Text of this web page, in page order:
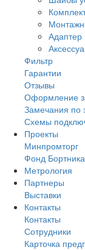
Адаптер
Фильтр
Гарантии
Отзывы
Оформление
Замечания по
Схемы
Проекты
Минпромторг
Фонд Бортника
Метрология
Партнеры
Выставки
Контакты
Контакты
Сотрудники
Карточка